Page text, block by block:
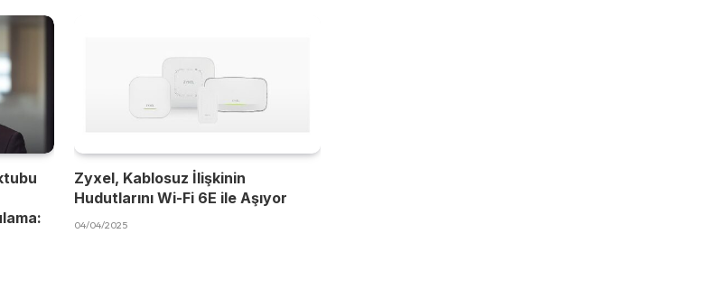
Zyxel, Kablosuz İlişkinin
Hudutlarını Wi-Fi 6E ile Aşıyor
04/04/2025